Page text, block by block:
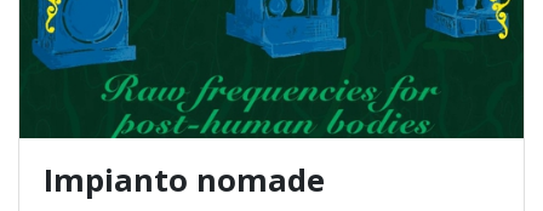
Impianto nomade